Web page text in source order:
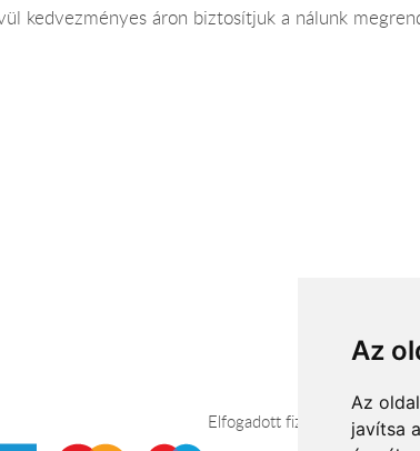
Az
Az
javítsa
kedvezményes áron biztosítjuk a nálunk
Elfogadott fizetési módok